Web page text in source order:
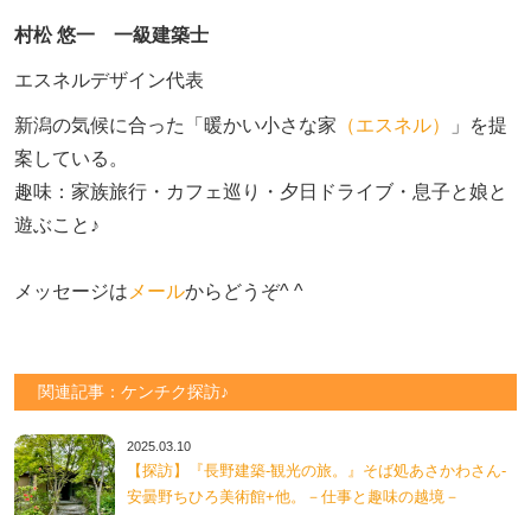
村松 悠一 一級建築士
エスネルデザイン代表
新潟の気候に合った「暖かい小さな家 （エスネル）
」を提
案している。
趣味：家族旅行・カフェ巡り・夕日ドライブ・息子と娘と
遊ぶこと♪
メッセージは メールからどうぞ^ ^
関連記事：ケンチク探訪♪
2025.03.10
【探訪】『長野建築-観光の旅。』そば処あさかわさん-
安曇野ちひろ美術館+他。－仕事と趣味の越境－